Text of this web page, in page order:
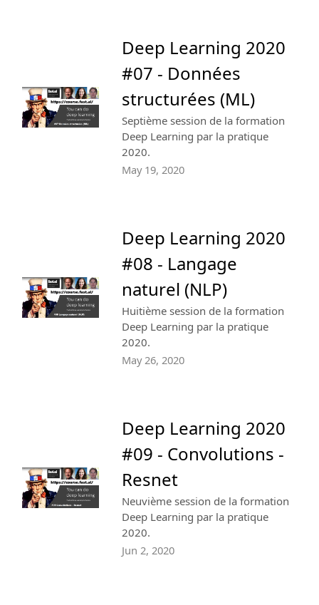
Deep Learning 2020
#07 - Données
structurées (ML)
Septième session de la formation
Deep Learning par la pratique
2020.
May 19, 2020
Deep Learning 2020
#08 - Langage
naturel (NLP)
Huitième session de la formation
Deep Learning par la pratique
2020.
May 26, 2020
Deep Learning 2020
#09 - Convolutions -
Resnet
Neuvième session de la formation
Deep Learning par la pratique
2020.
Jun 2, 2020